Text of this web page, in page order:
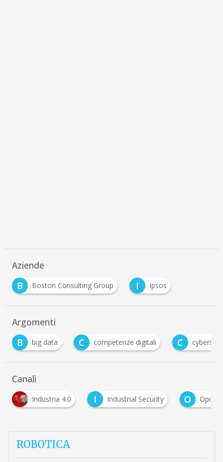
Aziende
B
Boston Consulting Group I Ipsos
Argomenti
big data C competenze digitali C cybersecurity
Canali
Industria 4.0 Industrial Security Opinioni
ROBOTICA